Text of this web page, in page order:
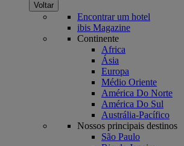
Voltar
Encontrar um hotel
ibis Magazine
Continente
Africa
Ásia
Europa
Médio Oriente
América Do Norte
América Do Sul
Austrália-Pacífico
Nossos principais destinos
São Paulo